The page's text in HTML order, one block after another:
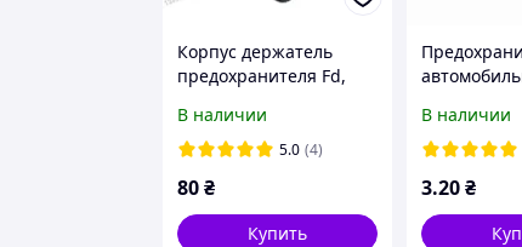
Корпус держатель
предохранителя Fd,
вставки, с откидной
крышкой SQ729
В наличии
5.0 (4)
80₴
Купить
В наличии
3.20₴